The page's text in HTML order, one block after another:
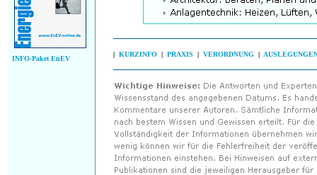
INFO-Paket EnEV
| KURZINFO | PRAXIS | VERORDNUNG |